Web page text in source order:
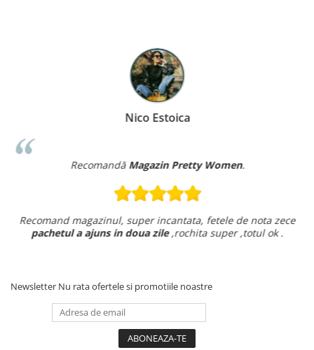
Nico Estoica
Recomandă Magazin Pretty Women.
Recomand magazinul, super incantata, fetele de nota zece
pachetul a ajuns in doua zile,rochita super ,totul ok .
Newsletter Nu rata ofertele si promotiile noastre